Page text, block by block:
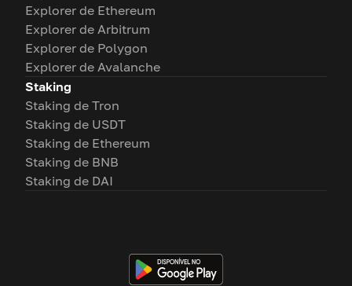
Explorer de Ethereum
Explorer de Arbitrum
Explorer de Polygon
Explorer de Avalanche
Staking
Staking de Tron
Staking de USDT
Staking de Ethereum
Staking de BNB
Staking de DAI